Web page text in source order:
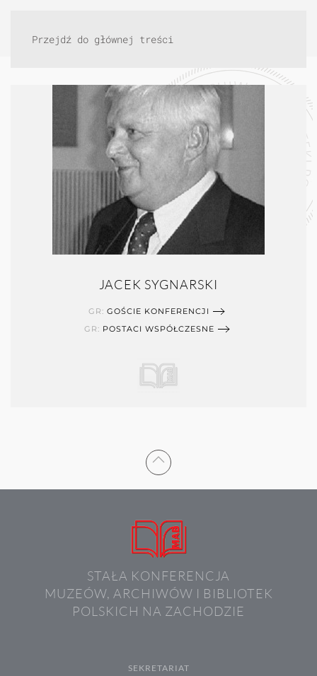
Przejdź do głównej treści
JACEK SYGNARSKI
GR: GOŚCIE KONFERENCJI
GR: POSTACI WSPÓŁCZESNE
STAŁA KONFERENCJA
MUZEÓW, ARCHIWÓW I BIBLIOTEK
POLSKICH NA ZACHODZIE
SEKRETARIAT